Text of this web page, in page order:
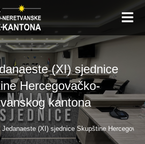
(XI) sjednice
Hercegovačko-
kantona
Jedanaeste (XI) sjednice Skupštine